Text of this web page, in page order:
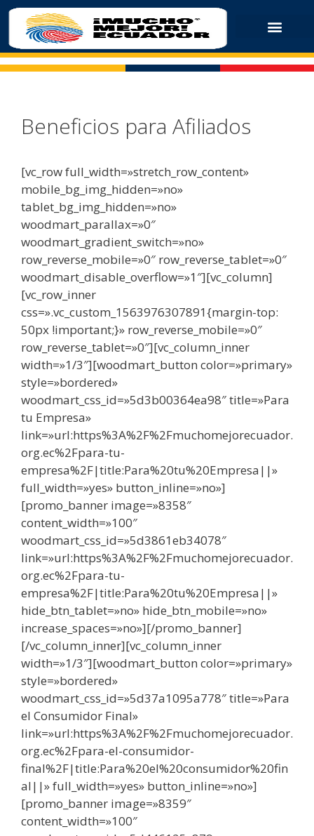
Beneficios para Afiliados
[vc_row full_width=»stretch_row_content»
mobile_bg_img_hidden=»no»
tablet_bg_img_hidden=»no»
woodmart_parallax=»0″
woodmart_gradient_switch=»no»
row_reverse_mobile=»0″ row_reverse_tablet=»0″
woodmart_disable_overflow=»1″][vc_column]
[vc_row_inner
css=».vc_custom_1563976307891{margin-top:
50px !important;}» row_reverse_mobile=»0″
row_reverse_tablet=»0″][vc_column_inner
width=»1/3″][woodmart_button color=»primary»
style=»bordered»
woodmart_css_id=»5d3b00364ea98″ title=»Para
tu Empresa»
link=»url:https%3A%2F%2Fmuchomejorecuador.
org.ec%2Fpara-tu-
empresa%2F|title:Para%20tu%20Empresa||»
full_width=»yes» button_inline=»no»]
[promo_banner image=»8358″
content_width=»100″
woodmart_css_id=»5d3861eb34078″
link=»url:https%3A%2F%2Fmuchomejorecuador.
org.ec%2Fpara-tu-
empresa%2F|title:Para%20tu%20Empresa||»
hide_btn_tablet=»no» hide_btn_mobile=»no»
increase_spaces=»no»][/promo_banner]
[/vc_column_inner][vc_column_inner
width=»1/3″][woodmart_button color=»primary»
style=»bordered»
woodmart_css_id=»5d37a1095a778″ title=»Para
el Consumidor Final»
link=»url:https%3A%2F%2Fmuchomejorecuador.
org.ec%2Fpara-el-consumidor-
final%2F|title:Para%20el%20consumidor%20fin
al||» full_width=»yes» button_inline=»no»]
[promo_banner image=»8359″
content_width=»100″